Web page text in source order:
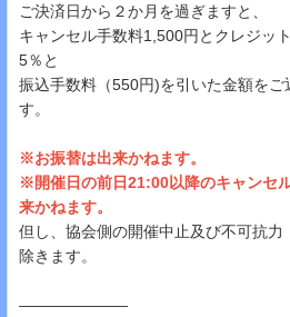
ご決済日から２か月を過ぎますと、
キャンセル手数料1,500円とクレジッ
5％と
振込手数料（550円)を引いた金額をご
す。
※お振替は出来かねます。
※開催日の前日21:00以降のキャンセ
来かねます。
但し、協会側の開催中止及び不可抗力
除きます。
―――――――